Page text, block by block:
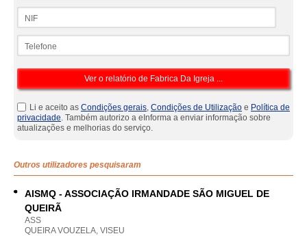
Li e aceito as Condições gerais, Condições de Utilização e Política de
privacidade. Também autorizo a eInforma a enviar informação sobre
atualizações e melhorias do serviço.
Outros utilizadores pesquisaram
AISMQ - ASSOCIAÇÃO IRMANDADE SÃO MIGUEL DE
QUEIRÃ
ASS
QUEIRA VOUZELA, VISEU